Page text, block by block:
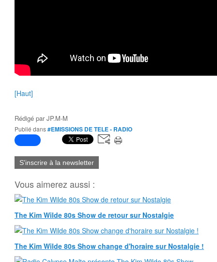
[Haut]
Rédigé parJP.M-M
Publié dans#EMISSIONS DE TELE - RADIO
S'inscrire à la newsletter
Vous aimerez aussi :
The Kim Wilde 80s Show de retour sur Nostalgie
The Kim Wilde 80s Show change d'horaire sur Nostalgie !